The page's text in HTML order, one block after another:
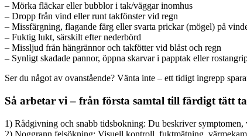
– Mörka fläckar eller bubblor i tak/väggar inomhus
– Dropp från vind eller runt takfönster vid regn
– Missfärgning, flagande färg eller svarta prickar (mögel) på
– Fuktig lukt, särskilt efter nederbörd
– Missljud från hängrännor och takfötter vid blåst och regn
– Synligt skadade pannor, öppna skarvar i papptak eller
Ser du något av ovanstående? Vänta inte – ett tidigt ingrepp
Så arbetar vi – från första samtal till färdigt tätt
1) Rådgivning och snabb tidsbokning: Du beskriver
2) Noggrann felsökning: Visuell kontroll, fuktmätning,